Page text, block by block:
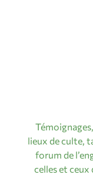
lieux de culte,
forum de
celles et ceux